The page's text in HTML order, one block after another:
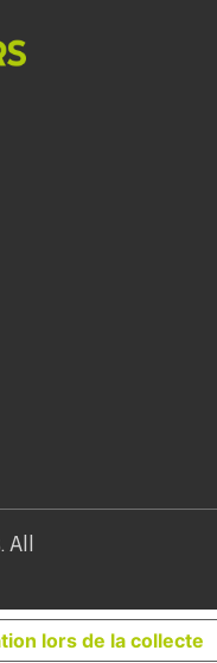
All
lors de la collecte